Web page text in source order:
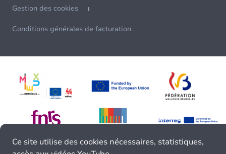
Gestion des cookies
Conditions générales de facturation
Ce site utilise des cookies nécessaires, statistiques,